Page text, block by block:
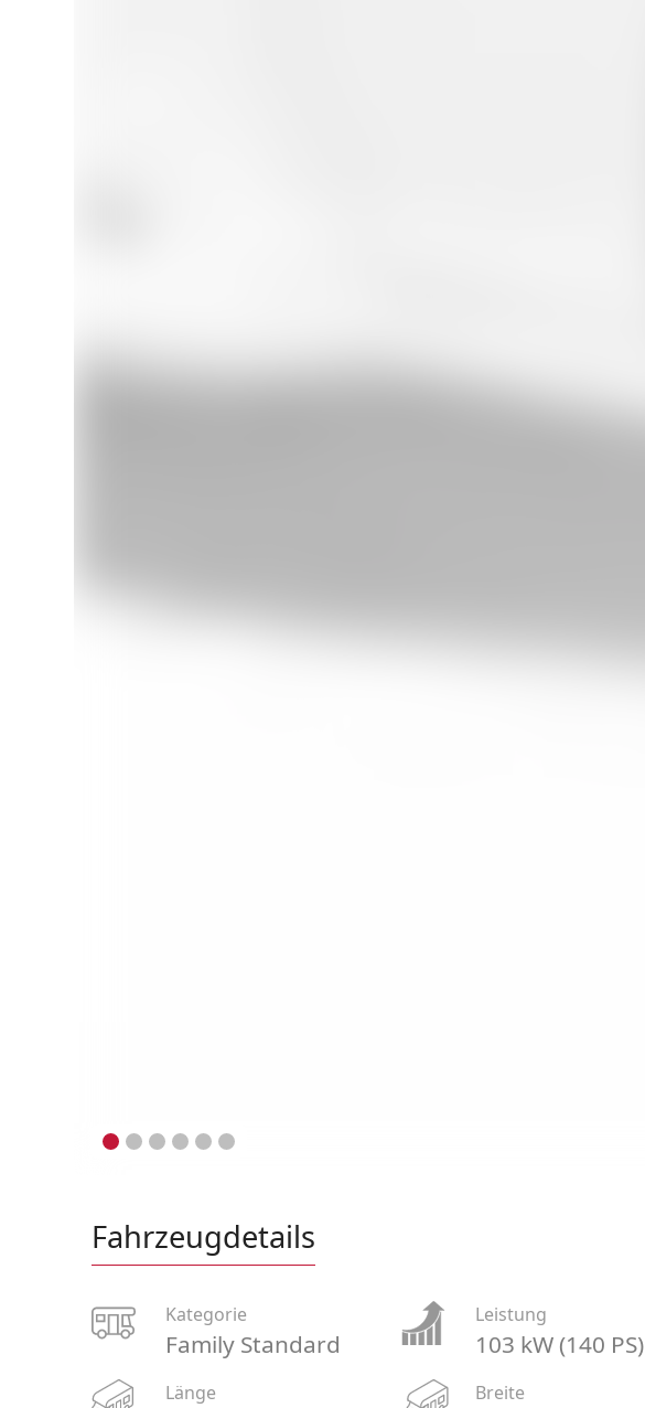
Fahrzeugdetails
Kategorie
Family Standard
Leistung
103 kW (140 PS)
Länge Breite